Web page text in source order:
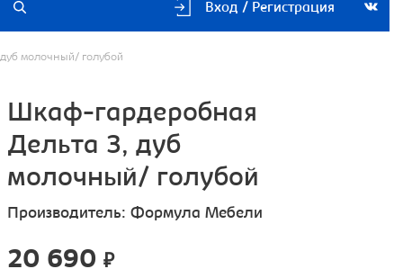
Вход / Регистрация
молочный/ голубой
Шкаф-гардеробная
Дельта 3, дуб
молочный/ голубой
Производитель: Формула Мебели
20 690 ₽